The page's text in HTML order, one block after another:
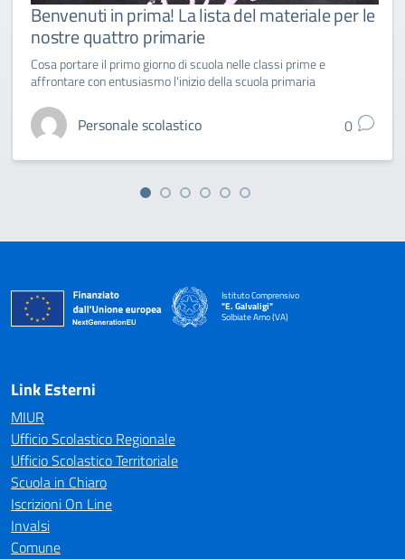
Benvenuti in prima! La lista del materiale per le
nostre quattro primarie
Cosa portare il primo giorno di scuola nelle classi prime e
affrontare con entusiasmo l'inizio della scuola primaria
Personale scolastico 0
Istituto Comprensivo
"E. Galvaligi"
Solbiate Arno (VA)
Link Esterni
MIUR
Ufficio Scolastico Regionale
Ufficio Scolastico Territoriale
Scuola in Chiaro
Iscrizioni On Line
Invalsi
Comune